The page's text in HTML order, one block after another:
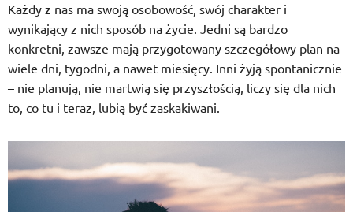
Każdy z nas ma swoją osobowość, swój charakter i
wynikający z nich sposób na życie. Jedni są bardzo
konkretni, zawsze mają przygotowany szczegółowy plan na
wiele dni, tygodni, a nawet miesięcy. Inni żyją spontanicznie
– nie planują, nie martwią się przyszłością, liczy się dla nich
to, co tu i teraz, lubią być zaskakiwani.